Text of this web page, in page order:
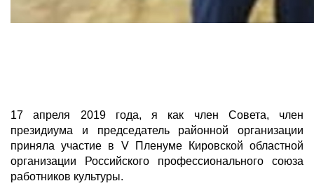
17 апреля 2019 года, я как член Совета, член
президиума и председатель районной организации
приняла участие в V Пленуме Кировской областной
организации Российского профессионального союза
работников культуры.